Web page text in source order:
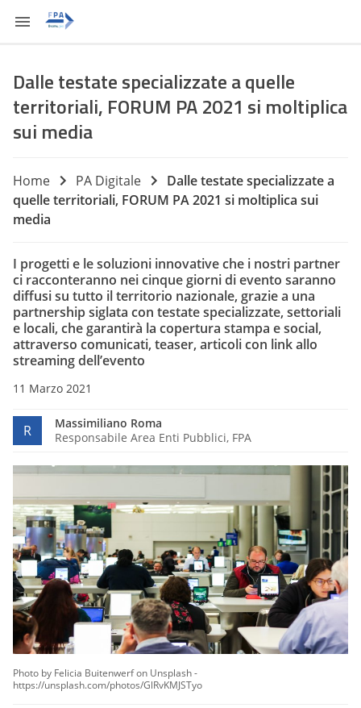
Dalle testate specializzate a quelle
territoriali, FORUM PA 2021 si moltiplica
sui media
Home PA Digitale
Dalle testate specializzate a
quelle territoriali, FORUM PA 2021 si moltiplica sui
media
I progetti e le soluzioni innovative che i nostri partner
ci racconteranno nei cinque giorni di evento saranno
diffusi su tutto il territorio nazionale, grazie a una
partnership siglata con testate specializzate, settoriali
e locali, che garantirà la copertura stampa e social,
attraverso comunicati, teaser, articoli con link allo
streaming dell’evento
11 Marzo 2021
R
Massimiliano Roma
Responsabile Area Enti Pubblici, FPA
Photo by Felicia Buitenwerf on Unsplash -
https://unsplash.com/photos/GlRvKMJSTyo